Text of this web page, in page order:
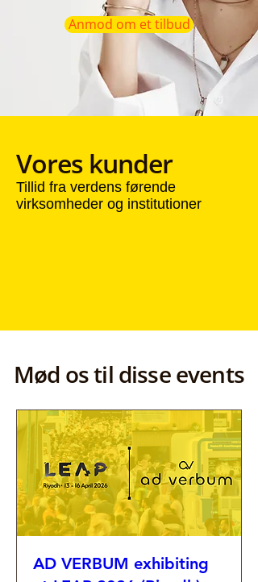
Anmod om et tilbud
Vores kunder
Tillid fra verdens førende
virksomheder og institutioner
Mød os til disse events
AD VERBUM exhibiting